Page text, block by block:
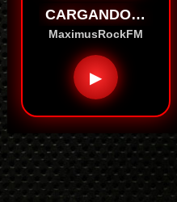
CARGANDO…
MaximusRockFM
▶